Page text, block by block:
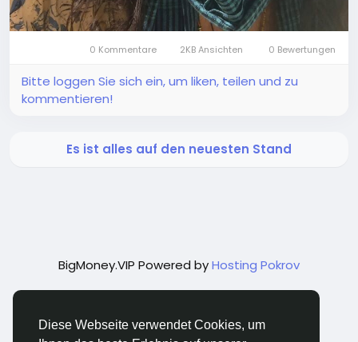
Diese Webseite verwendet Cookies, um
0 Kommentare 2KB Ansichten 0 Bewertungen
Bitte loggen Sie sich ein, um liken, teilen und zu
kommentieren!
Es ist alles auf den neuesten Stand
BigMoney.VIP Powered byHosting Pokrov